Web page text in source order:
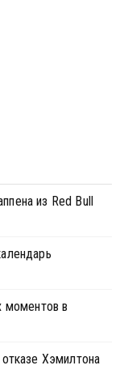
из Red Bull
моментов в
Хэмилтона